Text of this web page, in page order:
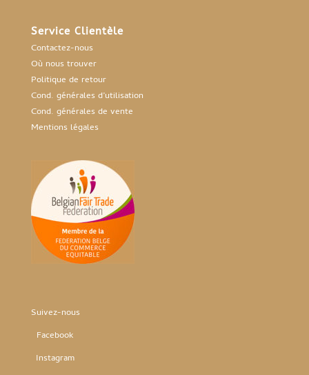
Service Clientèle
Contactez-nous
Où nous trouver
Politique de retour
Cond. générales d’utilisation
Cond. générales de vente
Mentions légales
Suivez-nous
Facebook
Instagram